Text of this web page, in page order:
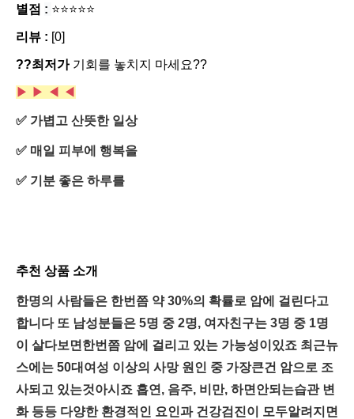
별점 : ⭐⭐⭐⭐⭐
리뷰 : [0]
??최저가 기회를 놓치지 마세요??
▶ ▶ ◀ ◀
✅ 가볍고 산뜻한 일상
✅ 매일 피부에 행복을
✅ 기분 좋은 하루를
추천 상품 소개
한명의 사람들은 한번쯤 약 30%의 확률로 암에 걸린다고
합니다 또 남성분들은 5명 중 2명, 여자친구는 3명 중 1명
이 살다보면한번쯤 암에 걸리고 있는 가능성이있죠 최근뉴
스에는 50대여성 이상의 사망 원인 중 가장큰건 암으로 조
사되고 있는것아시죠 흡연, 음주, 비만, 하면안되는습관 변
화 등등 다양한 환경적인 요인과 건강검진이 모두알려지면